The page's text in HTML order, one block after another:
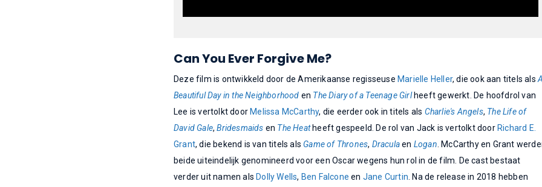
Can You Ever Forgive Me?
Deze film is ontwikkeld door de Amerikaanse regisseuseMarielle Heller, die ook aan titels als
Beautiful Day in the Neighborhood en The Diary of a Teenage Girlheeft gewerkt. De hoofdrol van
Lee is vertolkt doorMelissa McCarthy, die eerder ook in titels als Charlie's Angels, The Life of
David Gale,Bridesmaids en The Heatheeft gespeeld. De rol van Jack is vertolkt doorRichard E.
Grant, die bekend is van titels als Game of Thrones, Draculaen Logan . McCarthy en Grant
beide uiteindelijk genomineerd voor een Oscar wegens hun rol in de film. De cast bestaat
verder uit namen alsDolly Wells, Ben Falcone en Jane Curtin .Na de release in 2018 hebben